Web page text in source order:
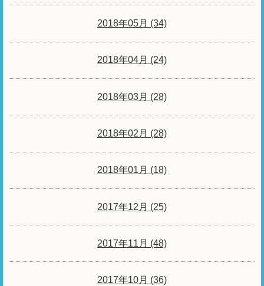
2018年05月 (34)
2018年04月 (24)
2018年03月 (28)
2018年02月 (28)
2018年01月 (18)
2017年12月 (25)
2017年11月 (48)
2017年10月 (36)